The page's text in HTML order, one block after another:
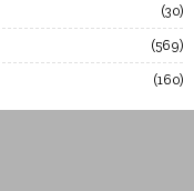
30
569
160